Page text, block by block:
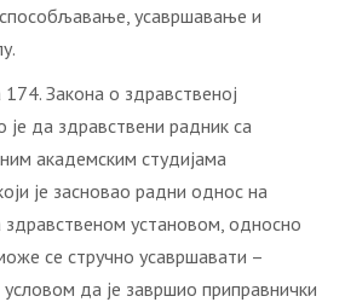
усавршавање и
Закона о здравственој
је да здравствени радник са
академским студијама
је засновао радни однос на
установом, односно
се стручно усавршавати –
да је завршио приправнички